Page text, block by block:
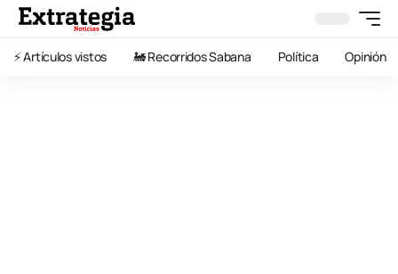
⚡️ Artículos vistos 🚂 Recorridos Sabana Política Opinión